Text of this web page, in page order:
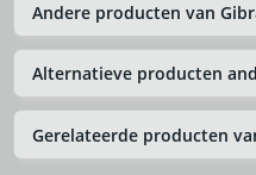
Andere producten van
Alternatieve producten
Gerelateerde producten